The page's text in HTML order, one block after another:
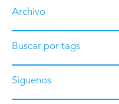
Archivo
Buscar por tags
Síguenos